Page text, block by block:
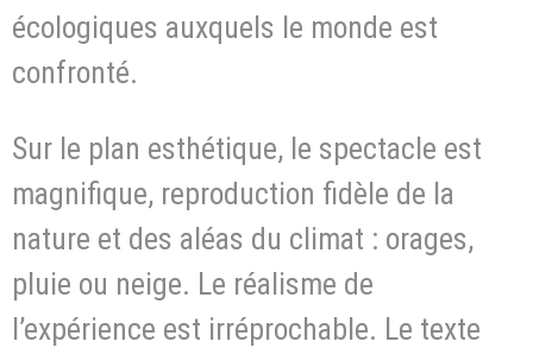
écologiques auxquels le monde est
confronté.
Sur le plan esthétique, le spectacle est
magnifique, reproduction fidèle de la
nature et des aléas du climat : orages,
pluie ou neige. Le réalisme de
l’expérience est irréprochable. Le texte